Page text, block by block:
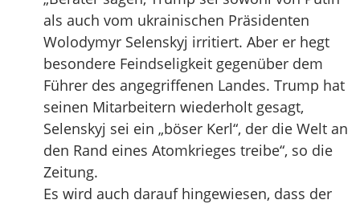
als auch vom ukrainischen Präsidenten
Wolodymyr Selenskyj irritiert. Aber er hegt
besondere Feindseligkeit gegenüber dem
Führer des angegriffenen Landes. Trump hat
seinen Mitarbeitern wiederholt gesagt,
Selenskyj sei ein „böser Kerl“, der die Welt an
den Rand eines Atomkrieges treibe“, so die
Zeitung.
Es wird auch darauf hingewiesen, dass der